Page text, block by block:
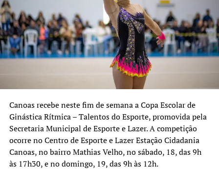
Carvalho, 541, bairro São José;
Centro de Esporte e Lazer CAIC – Avenida Dezessete de
Abril, 241, bairro Guajuviras;
Praça da Juventude Martin Luther King – Rua Romeu
Morsch, 844, bairro Harmonia;
Parque Esportivo Eduardo Gomes – Avenida Guilherme
Schell, 3600, bairro Fátima, com os Campos 1, 2 e 3.
Canoas recebe neste fim de semana a Copa Escolar de
Ginástica Rítmica – Talentos do Esporte, promovida pela
Secretaria Municipal de Esporte e Lazer. A competição
ocorre no Centro de Esporte e Lazer Estação Cidadania
Canoas, no bairro Mathias Velho, no sábado, 18, das 9h
às 17h30, e no domingo, 19, das 9h às 12h.